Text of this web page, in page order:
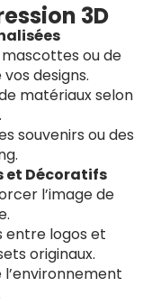
3D
ou de
designs.
matériaux selon
souvenirs ou des
et Décoratifs
l’image de
entre logos et
originaux.